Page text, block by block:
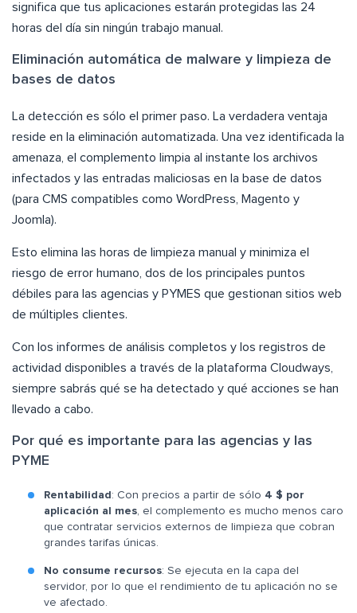
significa que tus aplicaciones estarán protegidas las 24
horas del día sin ningún trabajo manual.
Eliminación automática de malware y limpieza de
bases de datos
La detección es sólo el primer paso. La verdadera ventaja
reside en la eliminación automatizada. Una vez identificada la
amenaza, el complemento limpia al instante los archivos
infectados y las entradas maliciosas en la base de datos
(para CMS compatibles como WordPress, Magento y
Joomla).
Esto elimina las horas de limpieza manual y minimiza el
riesgo de error humano, dos de los principales puntos
débiles para las agencias y PYMES que gestionan sitios web
de múltiples clientes.
Con los informes de análisis completos y los registros de
actividad disponibles a través de la plataforma Cloudways,
siempre sabrás qué se ha detectado y qué acciones se han
llevado a cabo.
Por qué es importante para las agencias y las
PYME
Rentabilidad : Con precios a partir de sólo 4 $ por
aplicación al mes, el complemento es mucho menos caro
que contratar servicios externos de limpieza que cobran
grandes tarifas únicas.
No consume recursos: Se ejecuta en la capa del
servidor, por lo que el rendimiento de tu aplicación no se
ve afectado.